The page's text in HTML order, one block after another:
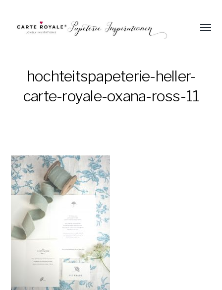
Papeterie
Hochzeit
Menü
hochteitspapeterie-heller-
carte-royale-oxana-ross-11